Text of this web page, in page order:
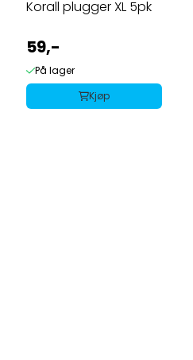
Korall plugger XL 5pk
59,-
På lager
Kjøp